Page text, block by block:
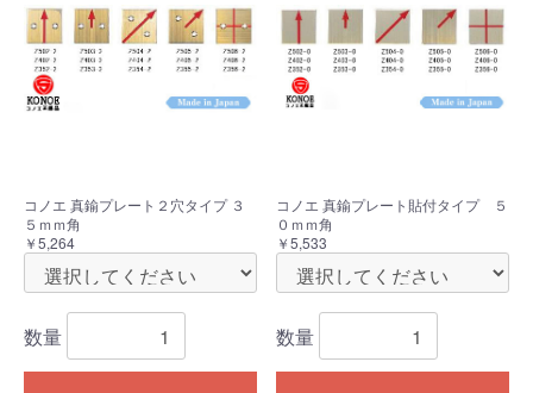
コノエ 真鍮プレート２穴タイプ ３
５ｍｍ角
￥5,264
数量
コノエ 真鍮プレート貼付タイプ ５
０ｍｍ角
￥5,533
数量